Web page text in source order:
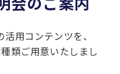
用コンテンツを、
類ご用意いたしまし